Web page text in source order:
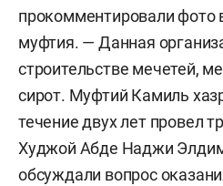
прокомментировали фото
муфтия. — Данная
строительстве мечетей,
сирот. Муфтий Камиль
течение двух лет провел
Худжой Абде Наджи
обсуждали вопрос